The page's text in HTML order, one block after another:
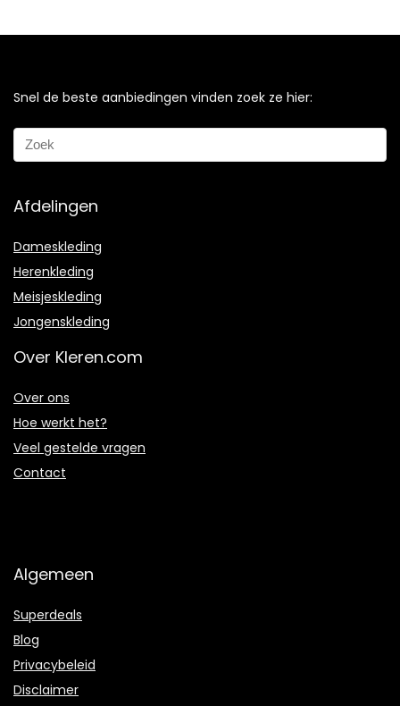
Snel de beste aanbiedingen vinden zoek ze hier:
Afdelingen
Dameskleding
Herenkleding
Meisjeskleding
Jongenskleding
Over Kleren.com
Over ons
Hoe werkt het?
Veel gestelde vragen
Contact
Algemeen
Superdeals
Blog
Privacybeleid
Disclaimer